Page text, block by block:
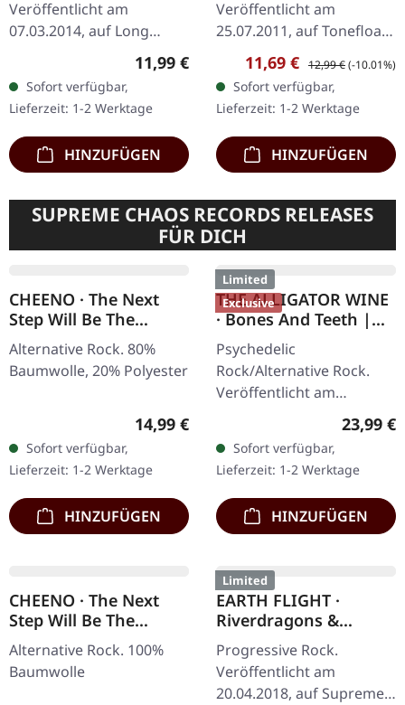
Veröffentlicht am
07.03.2014, auf Long
Branch Records. Relations
In The Unseeen 3:34
Thanks For Nothing 3:42
The Ones We Never
Knew…
Regulärer Preis:
11,99 €
Sofort verfügbar,
Lieferzeit: 1-2 Werktage
HINZUFÜGEN
Veröffentlicht am
25.07.2011, auf Tonefloat
Records. Tracklist CD 1
The Butcher's Hook 5:49 I
Spy 3:45 Faded Flowers
5:21 A Vision…
Verkaufspreis:
11,69 € Regulärer Preis:
12,99 €(-10.01%)
Sofort verfügbar,
Lieferzeit: 1-2 Werktage
HINZUFÜGEN
SUPREME CHAOS RECORDS RELEASES
FÜR DICH
CHEENO · The Next
Step Will Be The
Hardest | ZIPPER
Alternative Rock. 80%
Baumwolle, 20% Polyester
Regulärer Preis:
14,99 €
Sofort verfügbar,
Lieferzeit: 1-2 Werktage
HINZUFÜGEN
Limited
Exclusive
THE ALLIGATOR WINE
· Bones And Teeth |
MARBLED LP
Psychedelic
Rock/Alternative Rock.
Veröffentlicht am
15.09.2023, auf Supreme
Chaos Records. SCR- und
Band-exklusive Auflage!
Transparent…
23,99 €
Sofort verfügbar,
Lieferzeit: 1-2 Werktage
HINZUFÜGEN
CHEENO · The Next
Step Will Be The
Hardest | T-SHIRT
Alternative Rock. 100%
Baumwolle
Limited
EARTH FLIGHT ·
Riverdragons &
Elephant Dreams |
AMBER/PURPLE 2LP
Progressive Rock.
Veröffentlicht am
20.04.2018, auf Supreme